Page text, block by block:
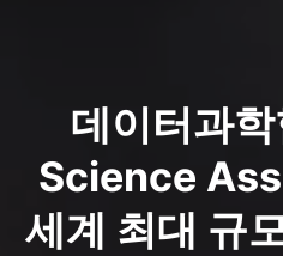
데이터과
Science
세계 최대 규